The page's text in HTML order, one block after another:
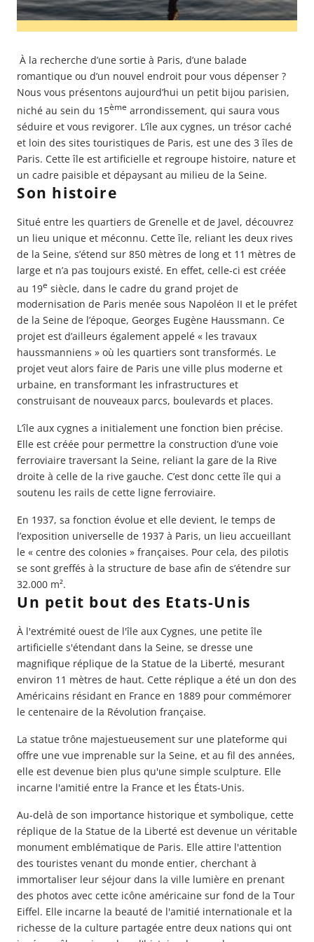
À la recherche d’une sortie à Paris, d’une balade
romantique ou d’un nouvel endroit pour vous dépenser ?
Nous vous présentons aujourd’hui un petit bijou parisien,
niché au sein du 15ème arrondissement, qui saura vous
séduire et vous revigorer. L’île aux cygnes, un trésor caché
et loin des sites touristiques de Paris, est une des 3 îles de
Paris. Cette île est artificielle et regroupe histoire, nature et
un cadre paisible et dépaysant au milieu de la Seine.
Son histoire
Situé entre les quartiers de Grenelle et de Javel, découvrez
un lieu unique et méconnu. Cette île, reliant les deux rives
de la Seine, s’étend sur 850 mètres de long et 11 mètres de
large et n’a pas toujours existé. En effet, celle-ci est créée
au 19e siècle, dans le cadre du grand projet de
modernisation de Paris menée sous Napoléon II et le préfet
de la Seine de l’époque, Georges Eugène Haussmann. Ce
projet est d’ailleurs également appelé « les travaux
haussmanniens » où les quartiers sont transformés. Le
projet veut alors faire de Paris une ville plus moderne et
urbaine, en transformant les infrastructures et
construisant de nouveaux parcs, boulevards et places.
L’île aux cygnes a initialement une fonction bien précise.
Elle est créée pour permettre la construction d’une voie
ferroviaire traversant la Seine, reliant la gare de la Rive
droite à celle de la rive gauche. C’est donc cette île qui a
soutenu les rails de cette ligne ferroviaire.
En 1937, sa fonction évolue et elle devient, le temps de
l’exposition universelle de 1937 à Paris, un lieu accueillant
le « centre des colonies » françaises. Pour cela, des pilotis
se sont greffés à la structure de base afin de s’étendre sur
32.000 m².
Un petit bout des Etats-Unis
À l'extrémité ouest de l'île aux Cygnes, une petite île
artificielle s'étendant dans la Seine, se dresse une
magnifique réplique de la Statue de la Liberté, mesurant
environ 11 mètres de haut. Cette réplique a été un don des
Américains résidant en France en 1889 pour commémorer
le centenaire de la Révolution française.
La statue trône majestueusement sur une plateforme qui
offre une vue imprenable sur la Seine, et au fil des années,
elle est devenue bien plus qu'une simple sculpture. Elle
incarne l'amitié entre la France et les États-Unis.
Au-delà de son importance historique et symbolique, cette
réplique de la Statue de la Liberté est devenue un véritable
monument emblématique de Paris. Elle attire l'attention
des touristes venant du monde entier, cherchant à
immortaliser leur séjour dans la ville lumière en prenant
des photos avec cette icône américaine sur fond de la Tour
Eiffel. Elle incarne la beauté de l'amitié internationale et la
richesse de la culture partagée entre deux nations qui ont